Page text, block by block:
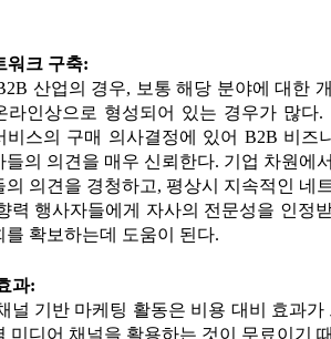
워크 구축:
산업의 경우, 보통 해당 분야에 대한
라인상으로 형성되어 있는 경우가 많다
비스의 구매 의사결정에 있어 B2B 비즈
들의 의견을 매우 신뢰한다. 기업 차원에
의 의견을 경청하고, 평상시 지속적인 네
력 행사자들에게 자사의 전문성을 인정
를 확보하는데 도움이 된다.
과:
널 기반 마케팅 활동은 비용 대비 효과가
미디어 채널을 활용하는 것이 무료이기